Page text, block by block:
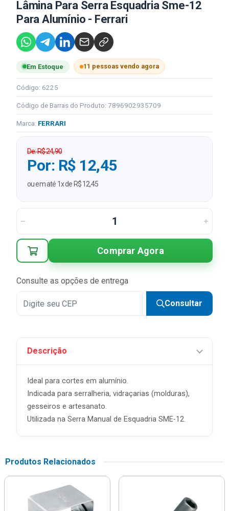
Lâmina Para Serra Esquadria Sme-12
Para Alumínio - Ferrari
Em Estoque 11 pessoas vendo agora
Código: 6225
Código de Barras do Produto: 7896902935709
Marca: FERRARI
De: R$ 24,90
Por: R$ 12,45
ou em até 1x de R$ 12,45
Comprar Agora
Consulte as opções de entrega
Consultar
Descrição
Ideal para cortes em alumínio.
Indicada para serralheria, vidraçarias (molduras),
gesseiros e artesanato.
Utilizada na Serra Manual de Esquadria SME-12.
Produtos Relacionados